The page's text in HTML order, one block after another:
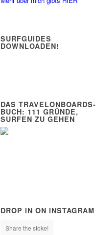
SURFGUIDES
DOWNLOADEN!
DAS TRAVELONBOARDS-
BUCH: 111 GRÜNDE,
SURFEN ZU GEHEN
DROP IN ON INSTAGRAM
Share the stoke!